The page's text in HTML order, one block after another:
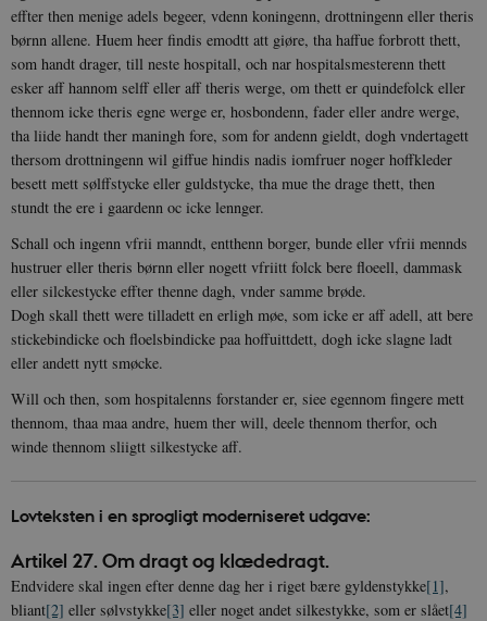
effter then menige adels begeer, vdenn koningenn, drottningenn eller theris
børnn allene. Huem heer findis emodtt att giøre, tha haffue forbrott thett,
som handt drager, till neste hospitall, och nar hospitalsmesterenn thett
esker aff hannom selff eller aff theris werge, om thett er quindefolck eller
thennom icke theris egne werge er, hosbondenn, fader eller andre werge,
tha liide handt ther maningh fore, som for andenn gieldt, dogh vndertagett
thersom drottningenn wil giffue hindis nadis iomfruer noger hoffkleder
besett mett sølffstycke eller guldstycke, tha mue the drage thett, then
stundt the ere i gaardenn oc icke lennger.
Schall och ingenn vfrii manndt, entthenn borger, bunde eller vfrii mennds
hustruer eller theris børnn eller nogett vfriitt folck bere floeell, dammask
eller silckestycke effter thenne dagh, vnder samme brøde.
Dogh skall thett were tilladett en erligh møe, som icke er aff adell, att bere
stickebindicke och floelsbindicke paa hoffuittdett, dogh icke slagne ladt
eller andett nytt smøcke.
Will och then, som hospitalenns forstander er, siee egennom fingere mett
thennom, thaa maa andre, huem ther will, deele thennom therfor, och
winde thennom sliigtt silkestycke aff.
Lovteksten i en sprogligt moderniseret udgave:
Artikel 27. Om dragt og klædedragt.
Endvidere skal ingen efter denne dag her i riget bære gyldenstykke[1],
bliant[2] eller sølvstykke[3] eller noget andet silkestykke, som er slået[4]